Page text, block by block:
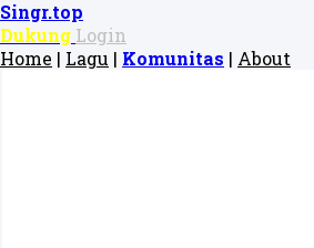
Singr.top
Dukung Login
Home | Lagu | Komunitas | About